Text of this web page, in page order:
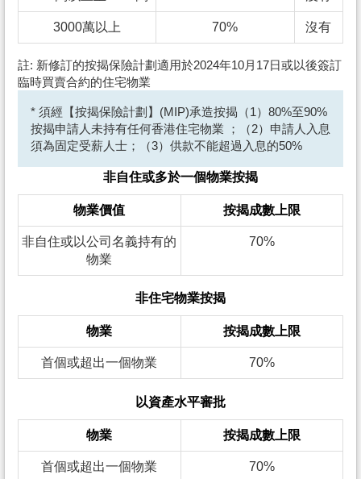
3000萬以上 70% 沒有
註: 新修訂的按揭保險計劃適用於2024年10月17日或以後簽訂
臨時買賣合約的住宅物業
* 須經【按揭保險計劃】(MIP)承造按揭（1）80%至90%
按揭申請人未持有任何香港住宅物業 ；（2）申請人入息
須為固定受薪人士；（3）供款不能超過入息的50%
非自住或多於一個物業按揭
物業價值 按揭成數上限
非自住或以公司名義持有的
物業
70%
非住宅物業按揭
物業 按揭成數上限
首個或超出一個物業 70%
以資產水平審批
物業 按揭成數上限
首個或超出一個物業 70%